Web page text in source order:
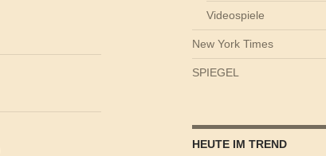
Videospiele
New York Times
SPIEGEL
HEUTE IM TREND